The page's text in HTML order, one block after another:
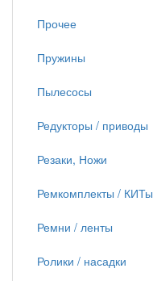
Прочее
Пружины
Пылесосы
Редукторы / приводы
Резаки, Ножи
Ремкомплекты / КИТы
Ремни / ленты
Ролики / насадки